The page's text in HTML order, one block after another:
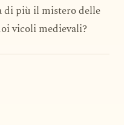
di più il mistero delle
vicoli medievali?